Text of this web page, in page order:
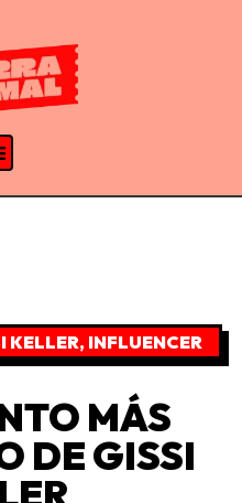
KELLER, INFLUENCER
MÁS
DE GISSI